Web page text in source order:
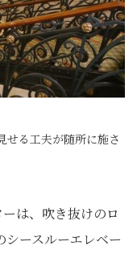
せる工夫が随所に施さ
は、吹き抜けのロ
シースルーエレベー